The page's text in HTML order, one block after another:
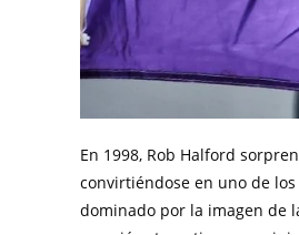
En 1998, Rob Halford
convirtiéndose en uno de
dominado por la imagen de